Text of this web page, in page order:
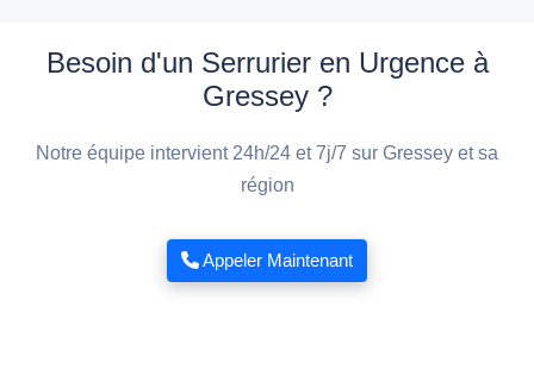
Besoin d'un Serrurier en Urgence à
Gressey ?
Notre équipe intervient 24h/24 et 7j/7 sur Gressey et sa
région
Appeler Maintenant